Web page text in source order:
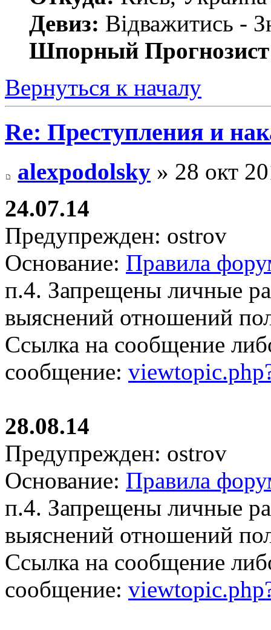
Девиз: Відважитись -
Шпорный
Вернуться к началу
Re: Преступления и
alexpodolsky » 28 окт
24.07.14
Предупрежден: ostrov
Основание: Правила
п.4. Запрещены личные
выяснений отношений
Ссылка на сообщение
сообщение:
28.08.14
Предупрежден: ostrov
Основание: Правила
п.4. Запрещены личные
выяснений отношений
Ссылка на сообщение
сообщение: